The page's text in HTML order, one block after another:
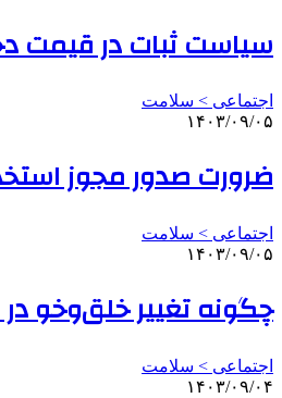
سیاست ثبات در قیمت
اجتماعی > سلامت
۱۴۰۳/۰۹/۰۵
ضرورت صدور مجوز
اجتماعی > سلامت
۱۴۰۳/۰۹/۰۵
چگونه تغییر خلق‌وخو
اجتماعی > سلامت
۱۴۰۳/۰۹/۰۴